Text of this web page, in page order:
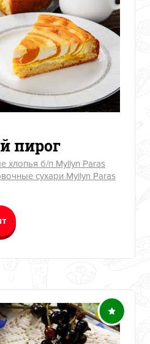
пирог
хлопья б/п Myllyn Paras
сухари Myllyn Paras